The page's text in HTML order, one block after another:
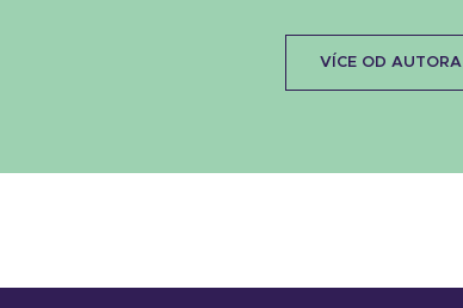
VÍCE OD AUTORA